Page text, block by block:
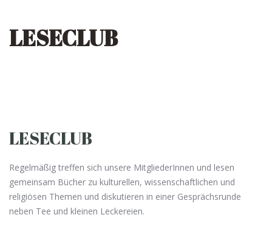
LESECLUB
LESECLUB
Regelmäßig treffen sich unsere MitgliederInnen und lesen
gemeinsam Bücher zu kulturellen, wissenschaftlichen und
religiösen Themen und diskutieren in einer Gesprächsrunde
neben Tee und kleinen Leckereien.